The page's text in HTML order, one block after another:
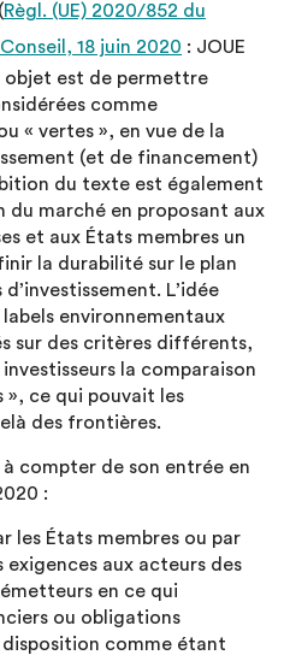
Règl. (UE) 2020/852 du
18 juin 2020 : JOUE
objet est de permettre
comme
« vertes », en vue de la
(et de financement)
du texte est également
du marché en proposant aux
et aux États membres un
la durabilité sur le plan
L’idée
environnementaux
sur des critères différents,
la comparaison
», ce qui pouvait les
des frontières.
à compter de son entrée en
:
les États membres ou par
exigences aux acteurs des
en ce qui
ou obligations
disposition comme étant